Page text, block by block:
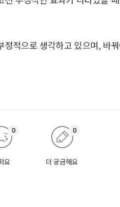
적으로 생각하고 있으며, 바
요
0
더 궁금해요
0